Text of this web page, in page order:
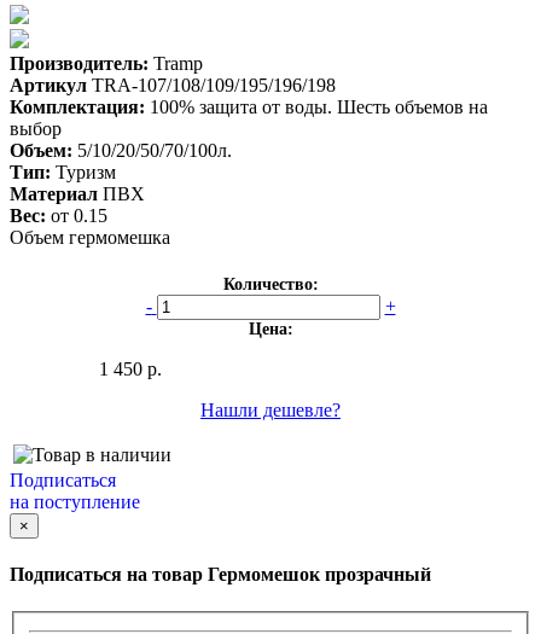
Производитель: Tramp
Артикул TRA-107/108/109/195/196/198
Комплектация: 100% защита от воды. Шесть объемов на
выбор
Объем: 5/10/20/50/70/100л.
Тип: Туризм
Материал ПВХ
Вес: от 0.15
Объем гермомешка
Количество:
- +
Цена:
1 450 р.
Нашли дешевле?
Подписаться
на поступление
×
Подписаться на товар Гермомешок прозрачный